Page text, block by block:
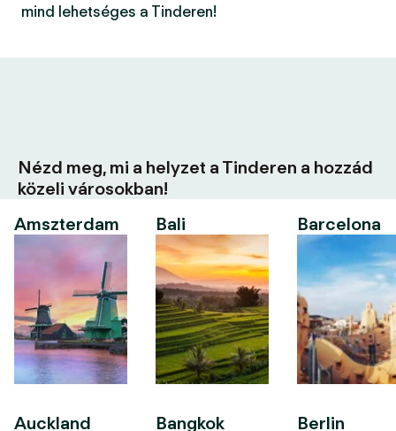
mind lehetséges a Tinderen!
Nézd meg, mi a helyzet a Tinderen a hozzád
közeli városokban!
Amszterdam
Auckland
Bali
Bangkok
Barcelona
Berlin